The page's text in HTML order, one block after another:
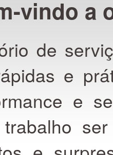
vindo a
de
e
e